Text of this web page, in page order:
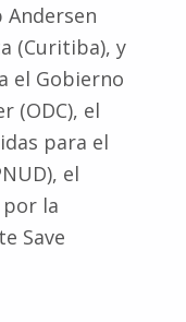
(Curitiba), y
el Gobierno
(ODC), el
para el
el
por la
Save